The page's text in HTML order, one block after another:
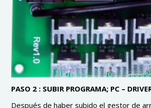
PASO 2 : SUBIR PROGRAMA; PC –
Después de haber subido el gestor de